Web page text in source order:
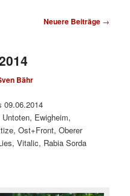
Neuere Beiträge →
Bähr
09.06.2014
Ewigheim,
Ost+Front, Oberer
Vitalic, Rabia Sorda